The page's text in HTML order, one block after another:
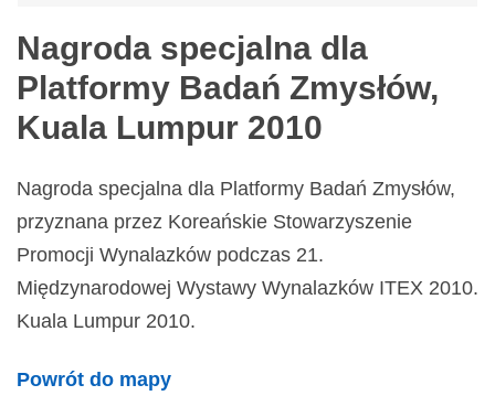
Nagroda specjalna dla
Platformy Badań Zmysłów,
Kuala Lumpur 2010
Nagroda specjalna dla Platformy Badań Zmysłów,
przyznana przez Koreańskie Stowarzyszenie
Promocji Wynalazków podczas 21.
Międzynarodowej Wystawy Wynalazków ITEX 2010.
Kuala Lumpur 2010.
Powrót do mapy